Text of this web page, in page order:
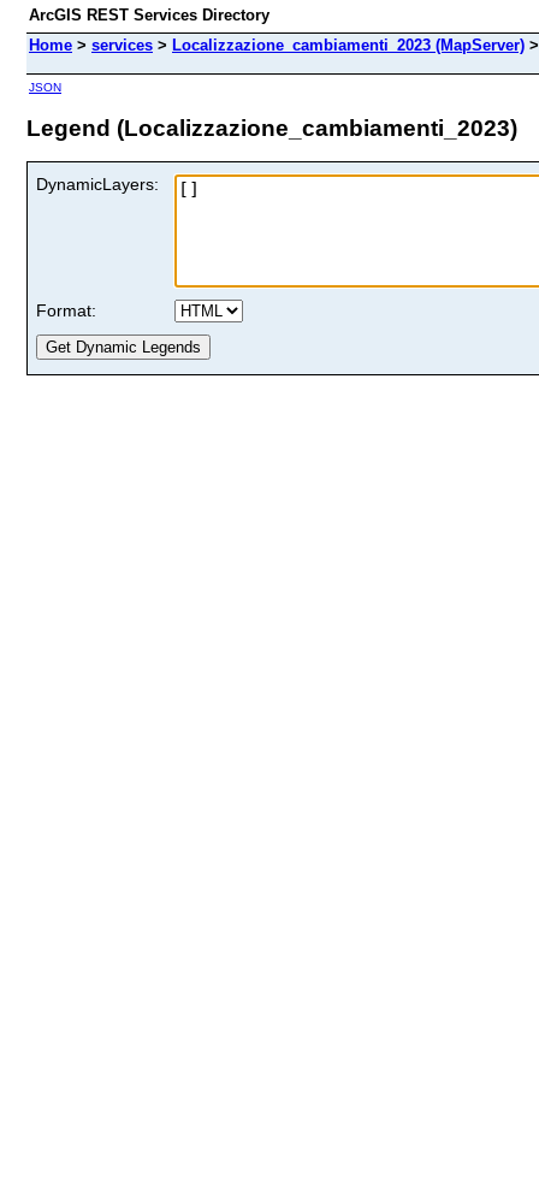
ArcGIS REST Services Directory
Home > services > Localizzazione_cambiamenti_2023 (MapServer)
JSON
Legend (Localizzazione_cambiamenti_2023)
DynamicLayers:
Format: